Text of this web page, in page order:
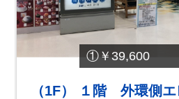
①￥
（1F） １階 外環側